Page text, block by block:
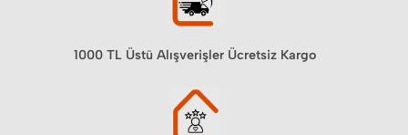
1000 TL Üstü Alışverişler Ücretsiz Kargo